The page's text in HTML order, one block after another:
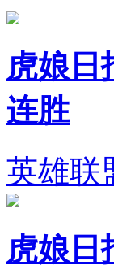
虎娘日
连胜
英雄联
虎娘日